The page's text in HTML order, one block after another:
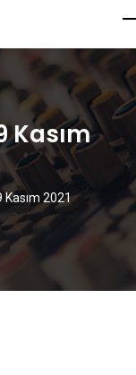
Kasım
Kasım 2021